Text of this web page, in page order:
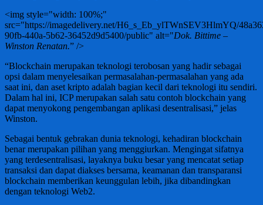
<img style="width: 100%;"
src="https://imagedelivery.net/H6_s_Eb_ylTWnSEV3HlmYQ/
90fb-440a-5b62-36452d9d5400/public" alt="Dok. Bittime –
Winston Renatan.” />
“Blockchain merupakan teknologi terobosan yang hadir sebagai
opsi dalam menyelesaikan permasalahan-permasalahan yang ada
saat ini, dan aset kripto adalah bagian kecil dari teknologi itu sendiri.
Dalam hal ini, ICP merupakan salah satu contoh blockchain yang
dapat menyokong pengembangan aplikasi desentralisasi,” jelas
Winston.
Sebagai bentuk gebrakan dunia teknologi, kehadiran blockchain
benar merupakan pilihan yang menggiurkan. Mengingat sifatnya
yang terdesentralisasi, layaknya buku besar yang mencatat setiap
transaksi dan dapat diakses bersama, keamanan dan transparansi
blockchain memberikan keunggulan lebih, jika dibandingkan
dengan teknologi Web2.